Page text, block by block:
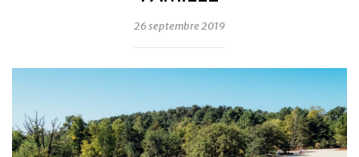
26 septembre 2019